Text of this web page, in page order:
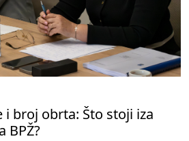
i broj obrta: Što stoji iza
BPŽ?